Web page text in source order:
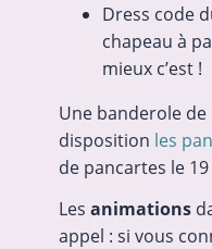
Dress code
chapeau à
mieux c’est !
Une banderole de
disposition les
de pancartes le
Les animations
appel : si vous